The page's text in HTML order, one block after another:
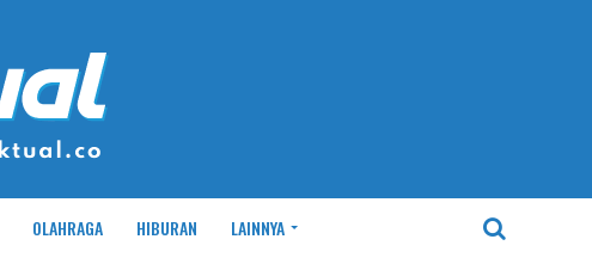
OLAHRAGA HIBURAN LAINNYA